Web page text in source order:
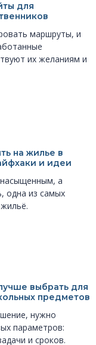
для
маршруты, и
их желаниям и
на жилье в
и идеи
насыщенным, а
одна из самых
выбрать для
предметов
нужно
параметров:
и сроков.